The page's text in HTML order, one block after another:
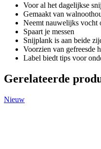
Voor al het dagelijkse
Gemaakt van
Neemt nauwelijks vocht
Spaart je messen
Snijplank is aan beide
Voorzien van gefreesde
Label biedt tips voor
Gerelateerde
Nieuw